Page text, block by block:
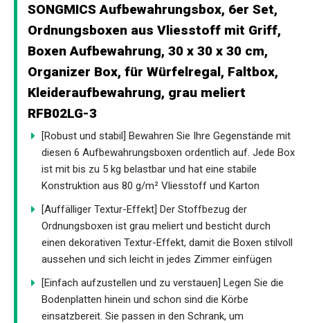
SONGMICS Aufbewahrungsbox, 6er Set,
Ordnungsboxen aus Vliesstoff mit Griff,
Boxen Aufbewahrung, 30 x 30 x 30 cm,
Organizer Box, für Würfelregal, Faltbox,
Kleideraufbewahrung, grau meliert
RFB02LG-3
[Robust und stabil] Bewahren Sie Ihre Gegenstände mit
diesen 6 Aufbewahrungsboxen ordentlich auf. Jede Box
ist mit bis zu 5 kg belastbar und hat eine stabile
Konstruktion aus 80 g/m² Vliesstoff und Karton
[Auffälliger Textur-Effekt] Der Stoffbezug der
Ordnungsboxen ist grau meliert und besticht durch
einen dekorativen Textur-Effekt, damit die Boxen stilvoll
aussehen und sich leicht in jedes Zimmer einfügen
[Einfach aufzustellen und zu verstauen] Legen Sie die
Bodenplatten hinein und schon sind die Körbe
einsatzbereit. Sie passen in den Schrank, um